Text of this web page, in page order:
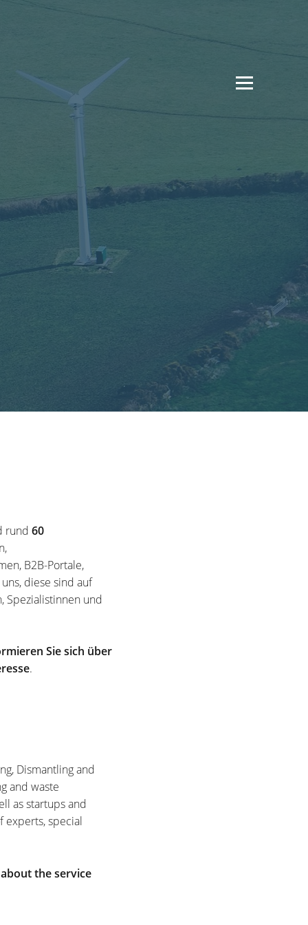
rund 60
B2B-Portale,
diese sind auf
Spezialistinnen und
Sie sich über
.
Dismantling and
and waste
as startups and
experts, special
the service